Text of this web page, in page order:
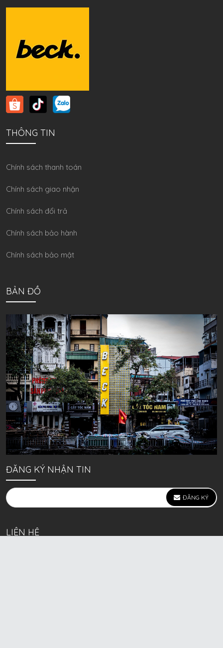
THÔNG TIN
Chính sách thanh toán
Chính sách giao nhận
Chính sách đổi trả
Chính sách bảo hành
Chính sách bảo mật
BẢN ĐỒ
ĐĂNG KÝ NHẬN TIN
ĐĂNG KÝ
LIÊN HỆ